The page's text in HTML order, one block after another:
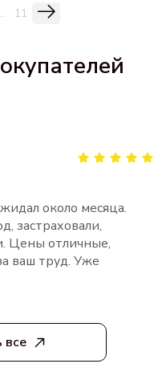
11
все
около месяца.
застраховали,
Цены отличные,
ваш труд. Уже